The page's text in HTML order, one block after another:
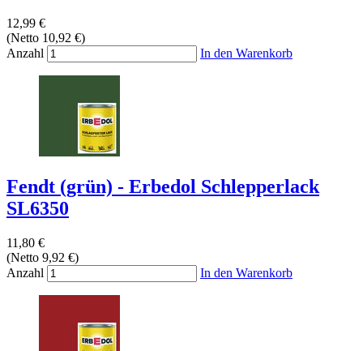
12,99 €
(Netto 10,92 €)
Anzahl
In den Warenkorb
Fendt (grün) - Erbedol Schlepperlack
SL6350
11,80 €
(Netto 9,92 €)
Anzahl
In den Warenkorb